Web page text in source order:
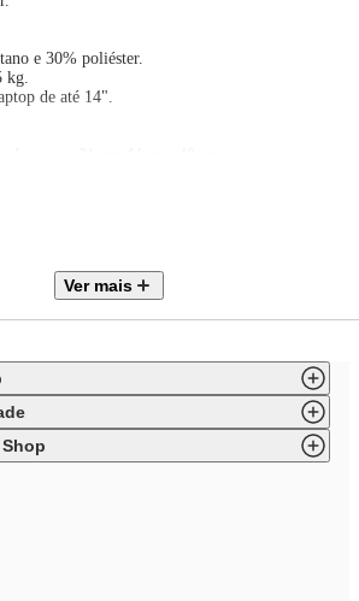
e 30% poliéster.
kg.
de até 14".
Ver mais